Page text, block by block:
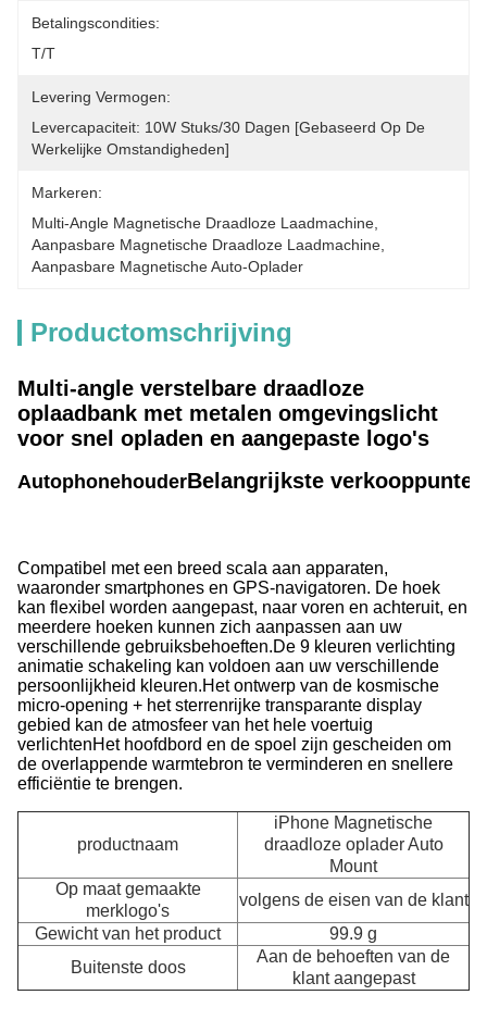
Betalingscondities:
T/T
Levering Vermogen:
Levercapaciteit: 10W Stuks/30 Dagen [gebaseerd Op De
Werkelijke Omstandigheden]
Markeren:
Multi-Angle Magnetische Draadloze Laadmachine
Aanpasbare Magnetische Draadloze Laadmachine
Aanpasbare Magnetische Auto-Oplader
Productomschrijving
Multi-angle verstelbare draadloze
oplaadbank met metalen omgevingslicht
voor snel opladen en aangepaste logo's
AutophonehouderBelangrijkste
Compatibel met een breed scala aan apparaten,
waaronder smartphones en GPS-navigatoren. De hoek
kan flexibel worden aangepast, naar voren en achteruit, en
meerdere hoeken kunnen zich aanpassen aan uw
verschillende gebruiksbehoeften.De 9 kleuren verlichting
animatie schakeling kan voldoen aan uw verschillende
persoonlijkheid kleuren.Het ontwerp van de kosmische
micro-opening + het sterrenrijke transparante display
gebied kan de atmosfeer van het hele voertuig
verlichtenHet hoofdbord en de spoel zijn gescheiden om
de overlappende warmtebron te verminderen en snellere
efficiëntie te brengen.
productnaam
iPhone Magnetische
draadloze oplader Auto
Mount
Op maat gemaakte
merklogo's
volgens de eisen van de klant
Gewicht van het product
99.9 g
Buitenste doos
Aan de behoeften van de
klant aangepast